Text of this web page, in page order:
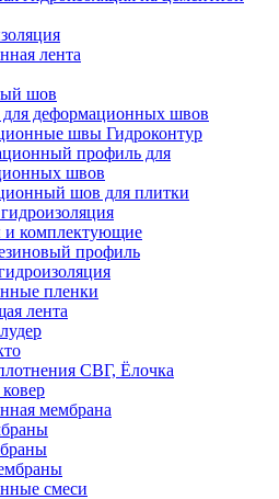
лента
шов
для деформационных швов
швы Гидроконтур
профиль для
швов
шов для плитки
комплектующие
профиль
пленки
лента
СВГ, Ёлочка
мембрана
смеси